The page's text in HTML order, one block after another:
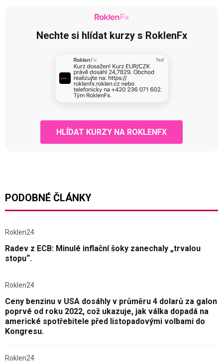
Nechte si hlídat kurzy s RoklenFx
HLÍDAT KURZY NA ROKLENFX
PODOBNÉ ČLÁNKY
Roklen24
Radev z ECB: Minulé inflační šoky zanechaly „trvalou
stopu“.
Roklen24
Ceny benzinu v USA dosáhly v průměru 4 dolarů za galon
poprvé od roku 2022, což ukazuje, jak válka dopadá na
americké spotřebitele před listopadovými volbami do
Kongresu.
Roklen24